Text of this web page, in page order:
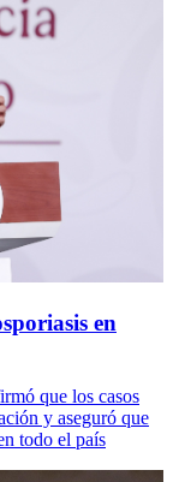
en
que los casos
y aseguró que
todo el país